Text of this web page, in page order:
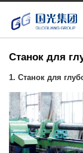
Станок для
1. Станок для